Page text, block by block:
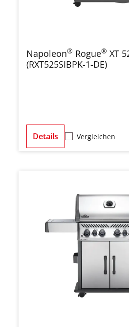
Napoleon® Rogue® XT
(RXT525SIBPK-1-DE)
Details Vergleichen